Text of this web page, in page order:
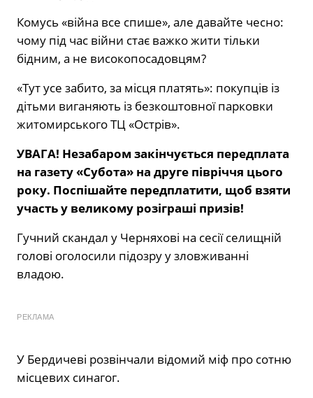
Комусь «війна все спише», але давайте чесно:
чому під час війни стає важко жити тільки
бідним, а не високопосадовцям?
«Тут усе забито, за місця платять»: покупців із
дітьми виганяють із безкоштовної парковки
житомирського ТЦ «Острів».
УВАГА! Незабаром закінчується передплата
на газету «Субота» на друге півріччя цього
року. Поспішайте передплатити, щоб взяти
участь у великому розіграші призів!
Гучний скандал у Черняхові на сесії селищній
голові оголосили підозру у зловживанні
владою.
РЕКЛАМА
У Бердичеві розвінчали відомий міф про сотню
місцевих синагог.